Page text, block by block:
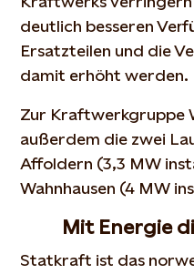
deutlich besseren
Ersatzteilen und die
damit erhöht werden.
Zur Kraftwerkgruppe
außerdem die zwei
Affoldern (3,3 MW
Wahnhausen (4 MW
Mit Energie
Statkraft ist das